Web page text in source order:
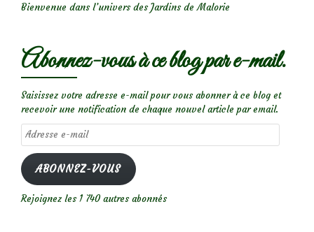
Bienvenue dans l’univers des Jardins de Malorie
Abonnez-vous à ce blog par e-mail.
Saisissez votre adresse e-mail pour vous abonner à ce blog et
recevoir une notification de chaque nouvel article par email.
Adresse
e-
mail
ABONNEZ-VOUS
Rejoignez les 1 740 autres abonnés